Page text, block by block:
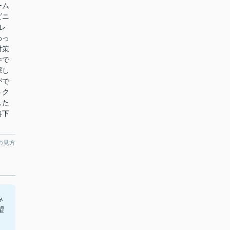
策
で
で
下
見方